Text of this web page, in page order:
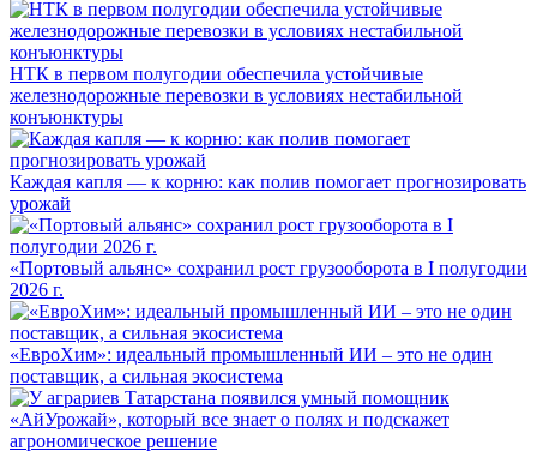
НТК в первом полугодии обеспечила устойчивые
железнодорожные перевозки в условиях нестабильной
конъюнктуры
Каждая капля — к корню: как полив помогает прогнозировать
урожай
«Портовый альянс» сохранил рост грузооборота в I полугодии
2026 г.
«ЕвроХим»: идеальный промышленный ИИ – это не один
поставщик, а сильная экосистема